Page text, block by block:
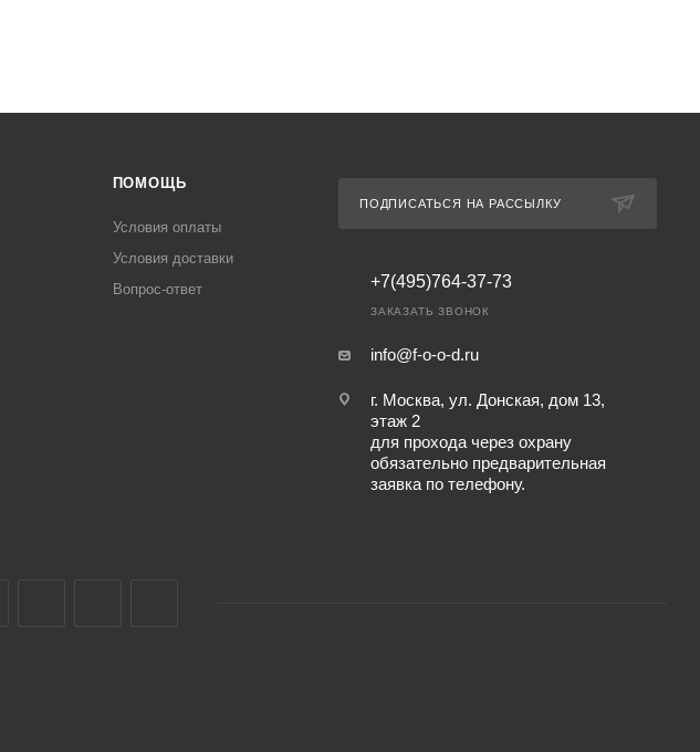
ПОМОЩЬ
Условия оплаты
Условия доставки
Вопрос-ответ
ПОДПИСАТЬСЯ НА РАССЫЛКУ
+7(495)764-37-73
ЗАКАЗАТЬ ЗВОНОК
info@f-o-o-d.ru
г. Москва, ул. Донская, дом 13,
этаж 2
для прохода через охрану
обязательно предварительная
заявка по телефону.